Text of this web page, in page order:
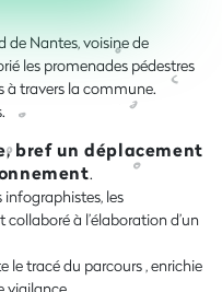
de Nantes, voisine de
les promenades pédestres
à travers la commune.
bref un déplacement
.
infographistes, les
à l’élaboration d’un
tracé du parcours , enrichie